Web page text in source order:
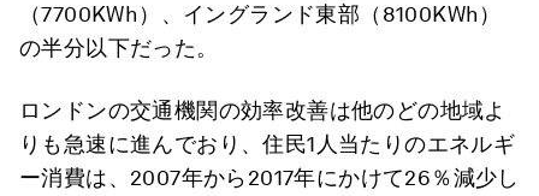
（7700KWh）、イングランド東部（8100KWh）
の半分以下だった。
ロンドンの交通機関の効率改善は他のどの地域よ
りも急速に進んでおり、住民1人当たりのエネルギ
ー消費は、2007年から2017年にかけて26％減少し